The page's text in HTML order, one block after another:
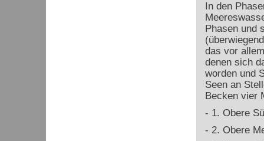
In den
Phasen und
das vor
denen sich
worden und
Seen an
Becken vier
- 1. Obere
- 2. Obere